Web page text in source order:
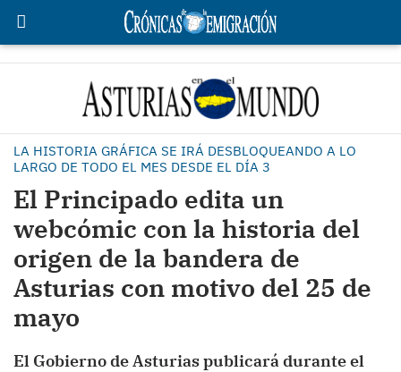
LA HISTORIA GRÁFICA SE IRÁ DESBLOQUEANDO A LO
LARGO DE TODO EL MES DESDE EL DÍA 3
El Principado edita un
webcómic con la historia del
origen de la bandera de
Asturias con motivo del 25 de
mayo
El Gobierno de Asturias publicará durante el